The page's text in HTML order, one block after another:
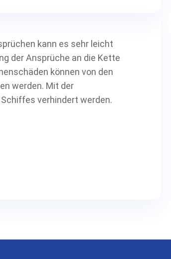
kann es sehr leicht
der Ansprüche an die Kette
können von den
werden. Mit der
verhindert werden.